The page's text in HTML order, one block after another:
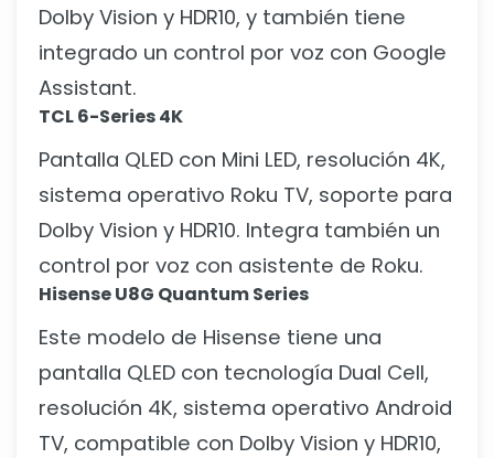
Dolby Vision y HDR10, y también tiene
integrado un control por voz con Google
Assistant.
TCL 6-Series 4K
Pantalla QLED con Mini LED, resolución 4K,
sistema operativo Roku TV, soporte para
Dolby Vision y HDR10. Integra también un
control por voz con asistente de Roku.
Hisense U8G Quantum Series
Este modelo de Hisense tiene una
pantalla QLED con tecnología Dual Cell,
resolución 4K, sistema operativo Android
TV, compatible con Dolby Vision y HDR10,